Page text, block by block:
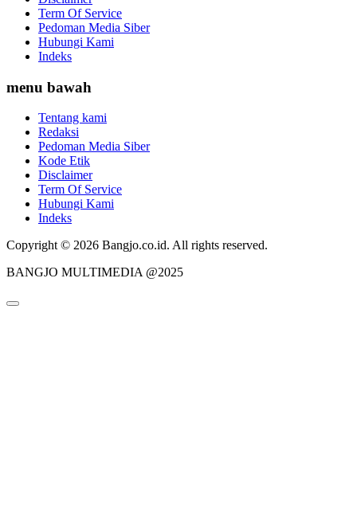
Term Of Service
Pedoman Media Siber
Hubungi Kami
Indeks
menu bawah
Tentang kami
Redaksi
Pedoman Media Siber
Kode Etik
Disclaimer
Term Of Service
Hubungi Kami
Indeks
Copyright © 2026 Bangjo.co.id. All rights reserved.
BANGJO MULTIMEDIA @2025